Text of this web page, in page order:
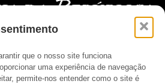
que o nosso site funciona
uma experiência de navegação
permite-nos entender como o site é